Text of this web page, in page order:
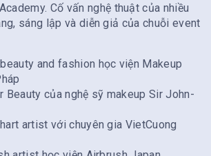
Cố vấn nghệ thuật của nhiều
sáng lập và diễn giả của chuỗi event
and fashion học viện Makeup
Beauty của nghệ sỹ makeup Sir John-
artist với chuyên gia VietCuong